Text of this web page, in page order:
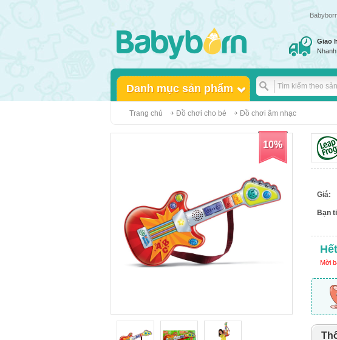
Babyborn.vn
Giao
Danh mục sản phẩm
Trang chủ Đồ chơi cho bé Đồ chơi âm nhạc
10%
Giá:
Bạn
Mời